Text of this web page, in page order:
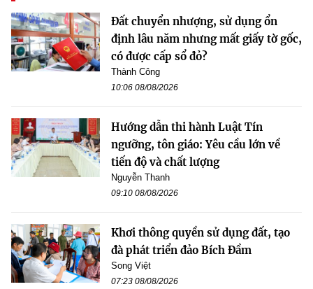
Đất chuyển nhượng, sử dụng ổn
định lâu năm nhưng mất giấy tờ gốc,
có được cấp sổ đỏ?
Thành Công
10:06 08/08/2026
Hướng dẫn thi hành Luật Tín
ngưỡng, tôn giáo: Yêu cầu lớn về
tiến độ và chất lượng
Nguyễn Thanh
09:10 08/08/2026
Khơi thông quyền sử dụng đất, tạo
đà phát triển đảo Bích Đầm
Song Việt
07:23 08/08/2026